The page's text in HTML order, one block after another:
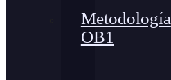
Metodología
OB1